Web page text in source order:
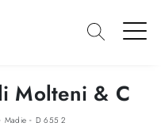
Molteni & C
Madie - D 655 2